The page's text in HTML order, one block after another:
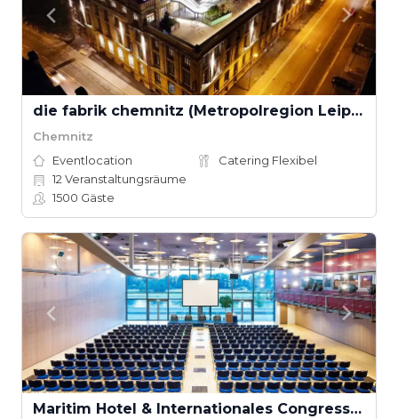
die fabrik chemnitz (Metropolregion Leipzig–Dresden)
Chemnitz
Eventlocation
Catering Flexibel
12 Veranstaltungsräume
1500 Gäste
Maritim Hotel & Internationales Congress Center Dresden